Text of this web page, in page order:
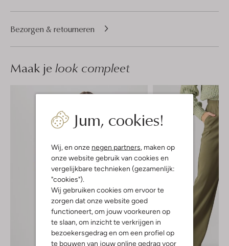
Jum, cookies!
Wij, en onze negen partners, maken op
onze website gebruik van cookies en
vergelijkbare technieken (gezamenlijk:
"cookies").
Wij gebruiken cookies om ervoor te
zorgen dat onze website goed
functioneert, om jouw voorkeuren op
te slaan, om inzicht te verkrijgen in
bezoekersgedrag en om een profiel op
te bouwen van jouw online gedrag voor
Bezorgen & retourneren
Maak je look compleet